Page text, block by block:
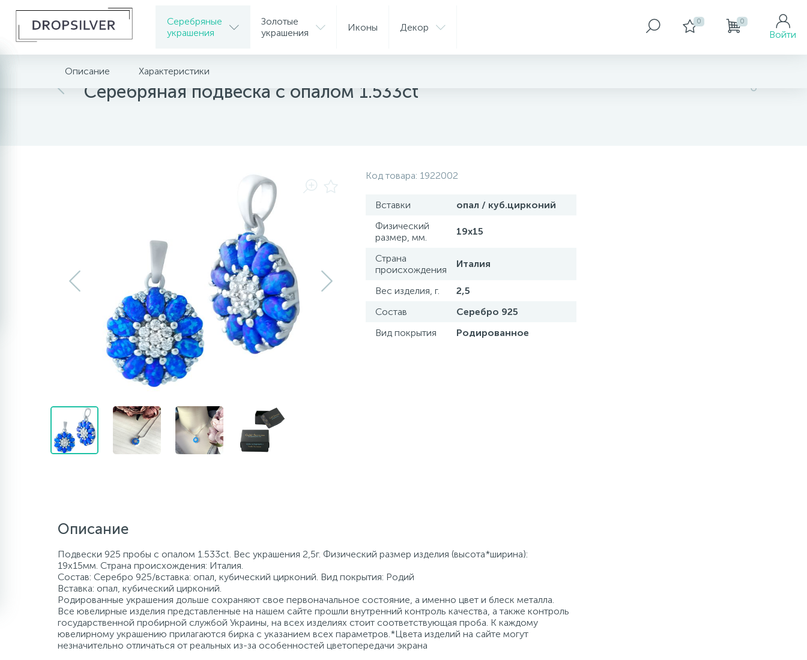
Серебряные
украшения
Золотые
украшения
Иконы Декор 0 0
Войти
Главная Серебряные украшения
Серебряная подвеска с опалом 1.533ct
Описание Характеристики
Код товара: 1922002
Вставки
опал / куб.цирконий
Физический
размер, мм.
19х15
Страна
происхождения
Италия
Вес изделия, г.
2,5
Состав
Серебро 925
Вид покрытия
Родированное
Описание
Подвески 925 пробы с опалом 1.533ct. Вес украшения 2,5г. Физический размер изделия (высота*ширина):
19х15мм. Страна происхождения: Италия.
Состав: Серебро 925/вставка: опал, кубический цирконий. Вид покрытия: Родий
Вставка: опал, кубический цирконий.
Родированные украшения дольше сохраняют свое первоначальное состояние, а именно цвет и блеск металла.
Все ювелирные изделия представленные на нашем сайте прошли внутренний контроль качества, а также контроль
государственной пробирной службой Украины, на всех изделиях стоит соответствующая проба. К каждому
ювелирному украшению прилагаются бирка с указанием всех параметров.*Цвета изделий на сайте могут
незначительно отличаться от реальных из-за особенностей цветопередачи экрана